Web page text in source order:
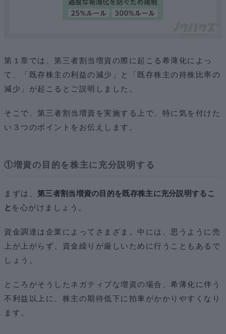
第１章では、第三者割当増資の際に起こる希薄化によっ
て、「既存株主の利益の減少」と「既存株主の持株比率の
減少」が起こるとご説明しました。
そこで、第三者割当増資を実施する上で、特に気を付けた
い３つのポイントをお伝えします。
①増資の目的を株主に充分説明する
まずは、 第三者割当増資の目的を既存株主に充分説明するこ
と を心がけましょう。
資金調達は企業によってさまざま。中には、思うように売
上が上がらず、資金繰りが厳しいために行うこともあるで
しょう。
ところがそうしたネガティブな増資の場合、希薄化に伴う
不利益以上に、株主の期待低下に拍車がかかりやすくなり
ます。